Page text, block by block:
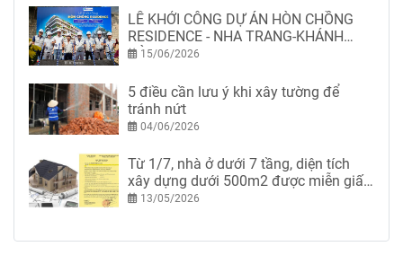
LỄ KHỞI CÔNG DỰ ÁN HÒN CHỒNG
RESIDENCE - NHA TRANG-KHÁNH
HÒA15/06/2026
5 điều cần lưu ý khi xây tường để
tránh nứt
04/06/2026
Từ 1/7, nhà ở dưới 7 tầng, diện tích
xây dựng dưới 500m2 được miễn giấy
phép xây dựng
13/05/2026